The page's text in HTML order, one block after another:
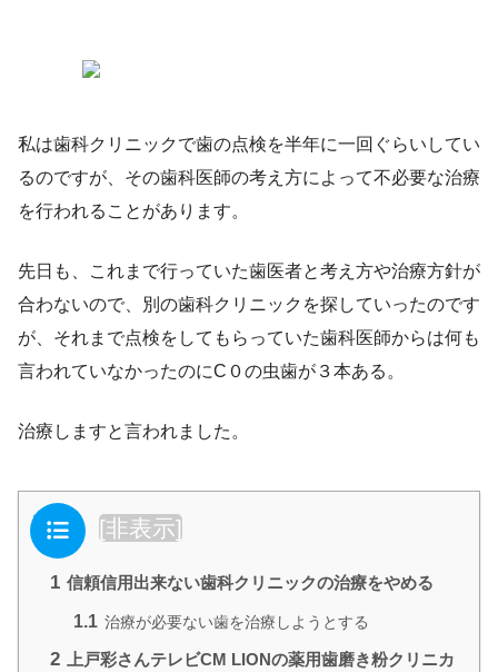
私は歯科クリニックで歯の点検を半年に一回ぐらいしてい
るのですが、その歯科医師の考え方によって不必要な治療
を行われることがあります。
先日も、これまで行っていた歯医者と考え方や治療方針が
合わないので、別の歯科クリニックを探していったのです
が、それまで点検をしてもらっていた歯科医師からは何も
言われていなかったのにC０の虫歯が３本ある。
治療しますと言われました。
目次 [非表示]
1 信頼信用出来ない歯科クリニックの治療をやめる
1.1 治療が必要ない歯を治療しようとする
2
上戸彩さんテレビCM LIONの薬用歯磨き粉クリニカ